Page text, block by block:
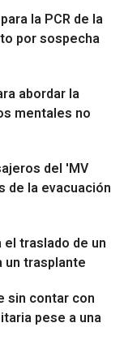
la PCR de la
por sospecha
abordar la
mentales no
del 'MV
de la evacuación
el traslado de un
un trasplante
sin contar con
pese a una